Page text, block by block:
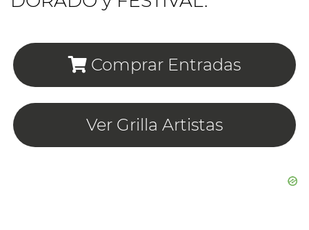
Comprar Entradas
Ver Grilla Artistas